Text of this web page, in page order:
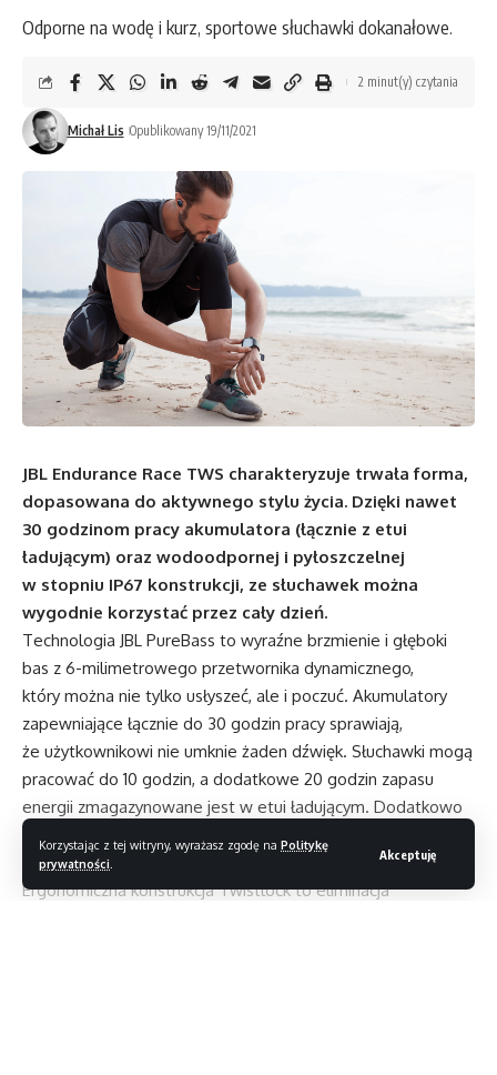
Korzystając z tej witryny, wyrażasz zgodę na Politykę
prywatności
Akceptuję
Odporne na wodę i kurz, sportowe słuchawki dokanałowe.
Michał Lis Opublikowany 19/11/2021
2 minut(y) czytania
JBL Endurance Race TWS charakteryzuje trwała forma,
dopasowana do aktywnego stylu życia. Dzięki nawet
30 godzinom pracy akumulatora (łącznie z etui
ładującym) oraz wodoodpornej i pyłoszczelnej
w stopniu IP67 konstrukcji, ze słuchawek można
wygodnie korzystać przez cały dzień.
Technologia JBL PureBass to wyraźne brzmienie i głęboki
bas z 6-milimetrowego przetwornika dynamicznego,
który można nie tylko usłyszeć, ale i poczuć. Akumulatory
zapewniające łącznie do 30 godzin pracy sprawiają,
że użytkownikowi nie umknie żaden dźwięk. Słuchawki mogą
pracować do 10 godzin, a dodatkowe 20 godzin zapasu
energii zmagazynowane jest w etui ładującym. Dodatkowo
ładownia uzyskać można pełną godzinę pracy słuchawek.
Ergonomiczna konstrukcja Twistlock to eliminacja